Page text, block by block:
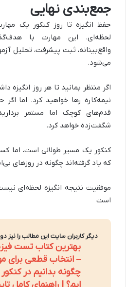
جمع‌بندی نهایی
حفظ انگیزه تا روز کنکور یک
لحظه‌ای. این مهارت با
واقع‌بینانه، ثبت پیشرفت، تحلیل
می‌شود.
اگر منتظر بمانید تا هر روز انگیزه
نیمه‌کاره رها خواهید کرد. اما
قدم‌های کوچک اما مستمر
شگفت‌زده خواهد کرد.
کنکور یک مسیر طولانی است، اما
که یاد گرفته‌اند چگونه در روزهای
موفقیت نتیجه انگیزه لحظه‌ای
است
دیگر کاربران سایت این مطالب را نیز
بهترین کتاب تست
– انتخاب قطعی برای
چگونه بدانیم در
ایم؟ | راهنمای کامل